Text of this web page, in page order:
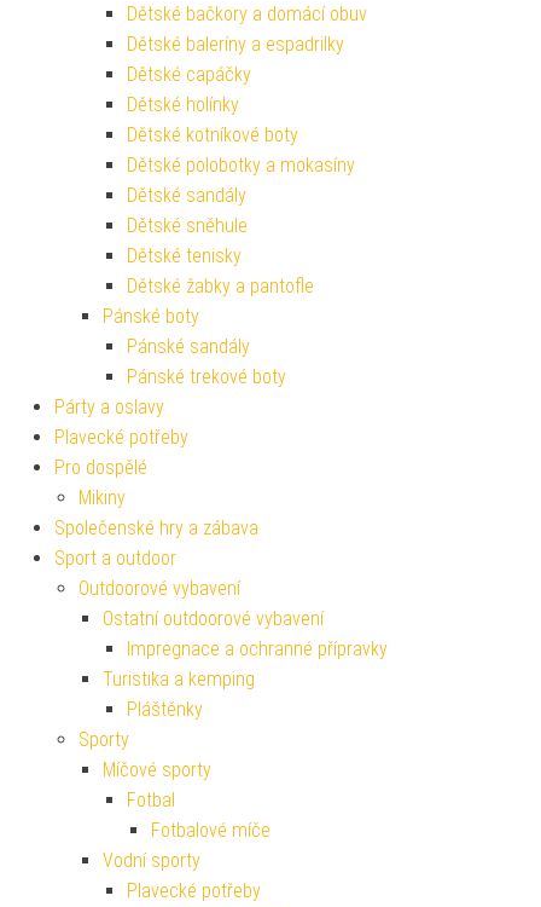
Dětské bačkory a domácí obuv
Dětské baleríny a espadrilky
Dětské capáčky
Dětské holínky
Dětské kotníkové boty
Dětské polobotky a mokasíny
Dětské sandály
Dětské sněhule
Dětské tenisky
Dětské žabky a pantofle
Pánské boty
Pánské sandály
Pánské trekové boty
Párty a oslavy
Plavecké potřeby
Pro dospělé
Mikiny
Společenské hry a zábava
Sport a outdoor
Outdoorové vybavení
Ostatní outdoorové vybavení
Impregnace a ochranné přípravky
Turistika a kemping
Pláštěnky
Sporty
Míčové sporty
Fotbal
Fotbalové míče
Vodní sporty
Plavecké potřeby